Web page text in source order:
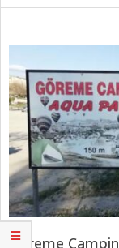
Göreme